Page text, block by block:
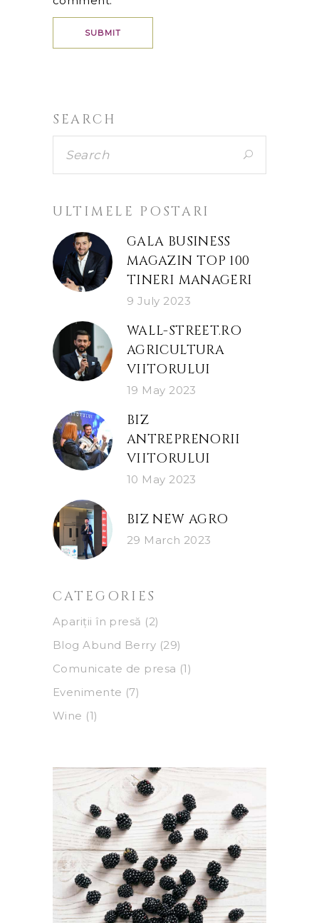
SEARCH
ULTIMELE POSTARI
GALA BUSINESS
MAGAZIN TOP 100
TINERI MANAGERI
9 July 2023
WALL-STREET.RO
AGRICULTURA
VIITORULUI
19 May 2023
BIZ
ANTREPRENORII
VIITORULUI
10 May 2023
BIZ NEW AGRO
29 March 2023
CATEGORIES
Apariții în presă (2)
Blog Abund Berry (29)
Comunicate de presa (1)
Evenimente (7)
Wine (1)